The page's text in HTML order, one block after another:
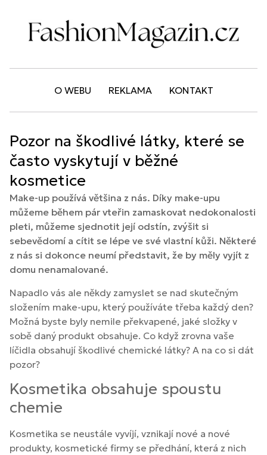
O WEBU REKLAMA KONTAKT
Pozor na škodlivé látky, které se
často vyskytují v běžné
kosmetice
Make-up používá většina z nás. Díky make-upu
můžeme během pár vteřin zamaskovat nedokonalosti
pleti, můžeme sjednotit její odstín, zvýšit si
sebevědomí a cítit se lépe ve své vlastní kůži. Některé
z nás si dokonce neumí představit, že by měly vyjít z
domu nenamalované.
Napadlo vás ale někdy zamyslet se nad skutečným
složením make-upu, který používáte třeba každý den?
Možná byste byly nemile překvapené, jaké složky v
sobě daný produkt obsahuje. Co když zrovna vaše
líčidla obsahují škodlivé chemické látky? A na co si dát
pozor?
Kosmetika obsahuje spoustu
chemie
Kosmetika se neustále vyvíjí, vznikají nové a nové
produkty, kosmetické firmy se předhání, která z nich